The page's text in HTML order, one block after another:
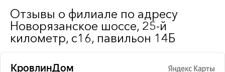
Отзывы о филиале по адресу
Новорязанское шоссе, 25-й
километр, с16, павильон 14Б